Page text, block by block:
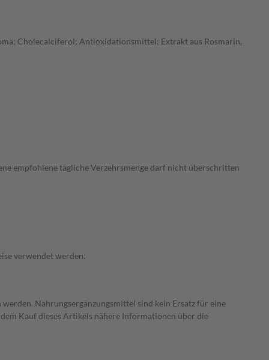
Cholecalciferol; Antioxidationsmittel: Extrakt aus Rosmarin,
empfohlene tägliche Verzehrsmenge darf nicht überschritten
verwendet werden.
Nahrungsergänzungsmittel sind kein Ersatz für eine
Kauf dieses Artikels nähere Informationen über die